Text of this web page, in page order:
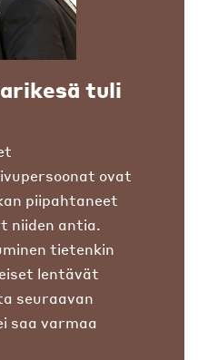
tuli
ovat
piipahtaneet
niiden antia.
tietenkin
lentävät
seuraavan
saa varmaa